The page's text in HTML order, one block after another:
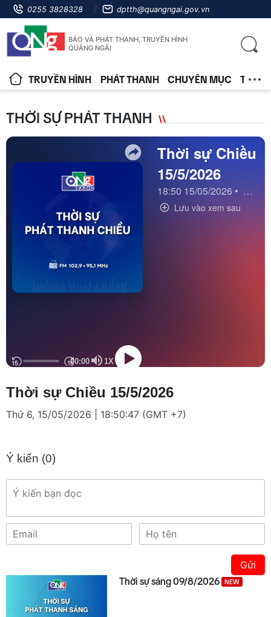
0255 3828328 dptth@quangngai.gov.vn
BÁO VÀ PHÁT THANH, TRUYỀN HÌNH
QUẢNG NGÃI
TRUYỀN HÌNH PHÁT THANH CHUYÊN MỤC TIN
THỜI SỰ PHÁT THANH
Thời sự Chiều 15/5/2026
Thứ 6, 15/05/2026 | 18:50:47 (GMT +7)
Ý kiến (0)
Gửi
Thời sự sáng 09/8/2026 NEW